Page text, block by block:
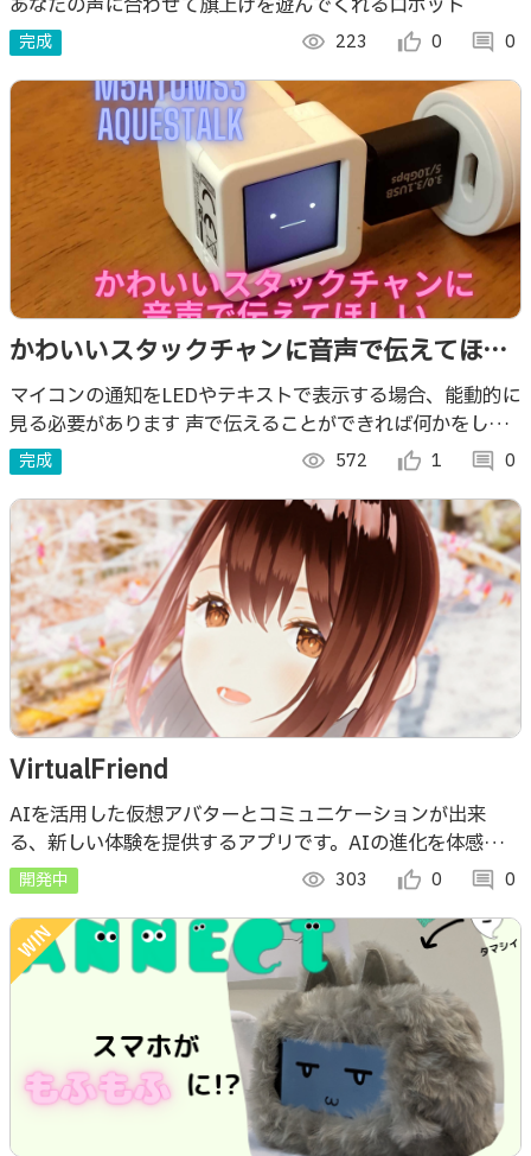
あなたの声に合わせて旗上げを遊んでくれるロボット
完成 visibility 223 thumb_up_alt 0 comment 0
かわいいスタックチャンに音声で伝えてほし
い
マイコンの通知をLEDやテキストで表示する場合、能動的に
見る必要があります 声で伝えることができれば何かをしな
がらでも気づきます できればかわいいスタックチャンに伝
えてほしい
完成 visibility 572 thumb_up_alt 1 comment 0
VirtualFriend
AIを活用した仮想アバターとコミュニケーションが出来
る、新しい体験を提供するアプリです。AIの進化を体感して
みませんか？
開発中 visibility 303 thumb_up_alt 0 comment 0